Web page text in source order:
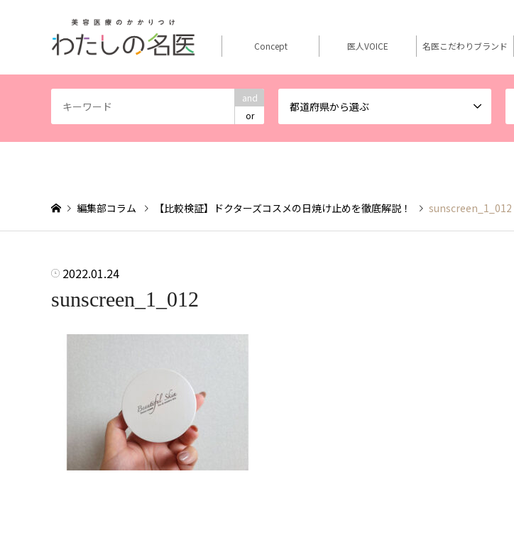
and
or
都道府県から選ぶ
Concept 医人VOICE 名医こだわりブランド
編集部コラム 【比較検証】ドクターズコスメの日焼け止めを徹底解説！ sunscreen_1_012
2022.01.24
sunscreen_1_012